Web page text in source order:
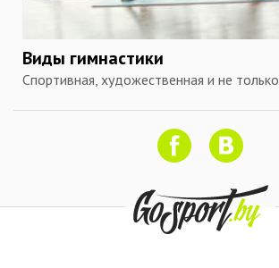
Виды гимнастики
Спортивная, художественная и не только